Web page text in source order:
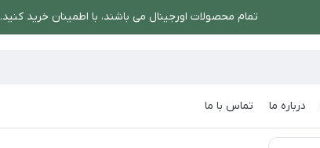
تمام محصولات اورجینال می باشند، با اطمینان خرید کنید.
درباره ما تماس با ما
پنکه ایستاده مودکس مدل FA1320